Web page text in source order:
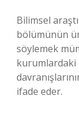
Bilimsel
bölümünün
söylemek
kurumlardaki
ifade eder.